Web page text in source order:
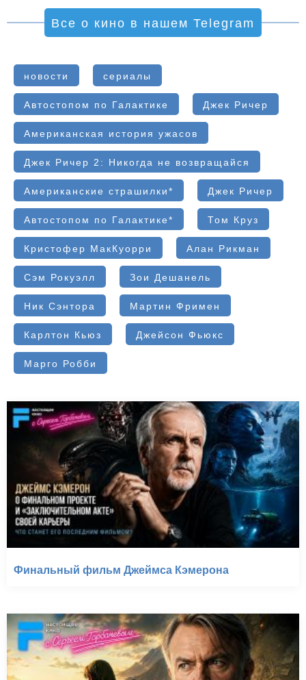
Все о кино в нашем Telegram
новости сериалы
Автостопом по Галактике Джек Ричер
Американская история ужасов
Джек Ричер 2: Никогда не возвращайся
Американские страшилки* Джек Ричер
Автостопом по Галактике* Том Круз
Кристофер МакКуорри Алан Рикман
Сэм Рокуэлл Зои Дешанель
Ник Сэнтора Мартин Фримен
Карлтон Кьюз Джейсон Фьюкс
Марго Робби
Финальный фильм Джеймса Кэмерона